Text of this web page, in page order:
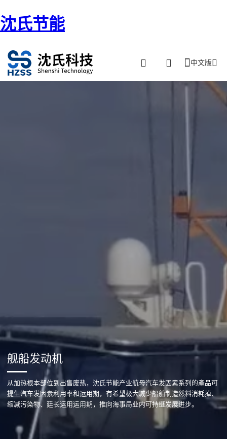
沈氏节能
中文版
舰船发动机
从加热根本部位到出售废热，沈氏节能产业航母汽车发因素系列的產品可
提生汽车发因素利用率和运用期，有希望极大减少船舶制造然料消耗掉、
缩减污染物、廷长运用运用期，推向海事局业内可持继发展进步。